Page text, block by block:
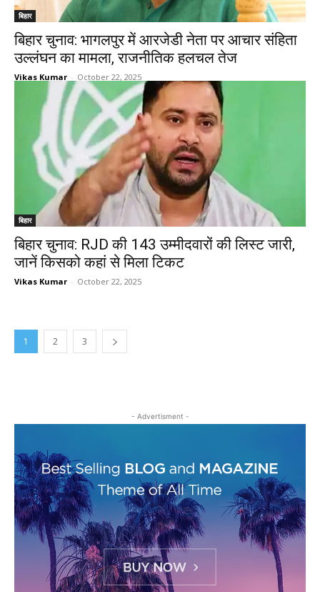
बिहार
बिहार चुनाव: भागलपुर में आरजेडी नेता पर आचार संहिता
उल्लंघन का मामला, राजनीतिक हलचल तेज
Vikas Kumar - October 22, 2025
बिहार
बिहार चुनाव: RJD की 143 उम्मीदवारों की लिस्ट जारी,
जानें किसको कहां से मिला टिकट
Vikas Kumar - October 22, 2025
1 2 3
- Advertisment -